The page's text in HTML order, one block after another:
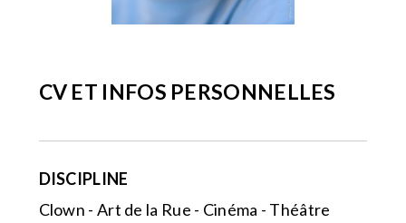
CV ET INFOS PERSONNELLES
DISCIPLINE
Clown - Art de la Rue - Cinéma - Théâtre